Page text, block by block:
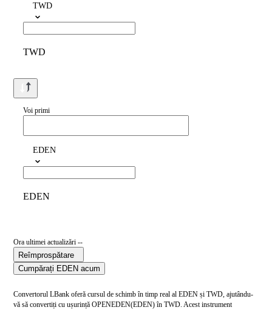
TWD
TWD
Voi primi
EDEN
EDEN
Ora ultimei actualizări --
Reîmprospătare
Cumpărați EDEN acum
Convertorul LBank oferă cursul de schimb în timp real al EDEN și TWD, ajutându-
vă să convertiți cu ușurință OPENEDEN(EDEN) în TWD. Acest instrument